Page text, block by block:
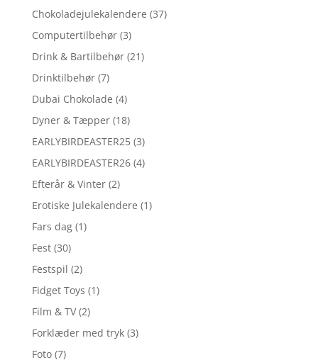
Chokoladejulekalendere (37)
Computertilbehør (3)
Drink & Bartilbehør (21)
Drinktilbehør (7)
Dubai Chokolade (4)
Dyner & Tæpper (18)
EARLYBIRDEASTER25 (3)
EARLYBIRDEASTER26 (4)
Efterår & Vinter (2)
Erotiske Julekalendere (1)
Fars dag (1)
Fest (30)
Festspil (2)
Fidget Toys (1)
Film & TV (2)
Forklæder med tryk (3)
Foto (7)